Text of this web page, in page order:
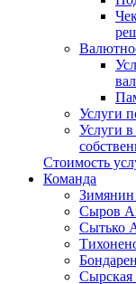
Услуги
Услуги в
Стоимость
Команда
Сыров
Сытько